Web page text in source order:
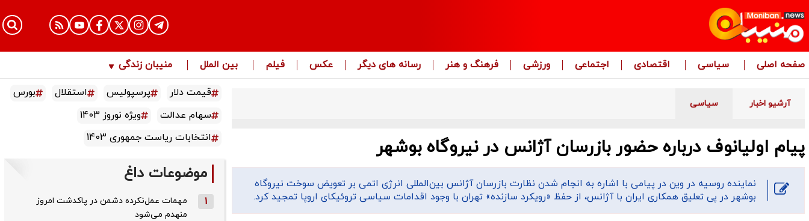
صفحه اصلی سیاسی اقتصادی اجتماعی ورزشی فرهنگ و هنر رسانه های دیگر عکس فیلم بین الملل منیبان زندگی
آرشیو اخبار سیاسی
پیام اولیانوف درباره حضور بازرسان آژانس در نیروگاه بوشهر
نماینده روسیه در وین در پیامی با اشاره به انجام شدن نظارت بازرسان آژانس بین‌المللی انرژی اتمی بر تعویض سوخت نیروگاه
بوشهر در پی تعلیق همکاری ایران با آژانس، از حفظ «رویکرد سازنده» تهران با وجود اقدامات سیاسی تروئیکای اروپا تمجید کرد.
قیمت دلار پرسپولیس استقلال
بورس
سهام عدالت
ویژه نوروز 1403
انتخابات ریاست جمهوری 1403
موضوعات داغ
1
مهمات عمل‌نکرده دشمن در پاکدشت امروز
منهدم می‌شود